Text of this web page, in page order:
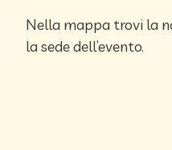
Nella mappa trovi la
la sede dell’evento.